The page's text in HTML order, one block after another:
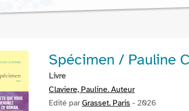
Spécimen / Pauline
Livre
Claviere, Pauline. Auteur
Edité parGrasset. Paris - 2026